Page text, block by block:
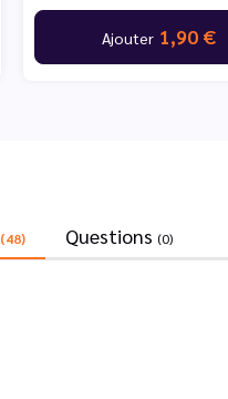
Ajouter 1,90 €
(48) Questions (0)